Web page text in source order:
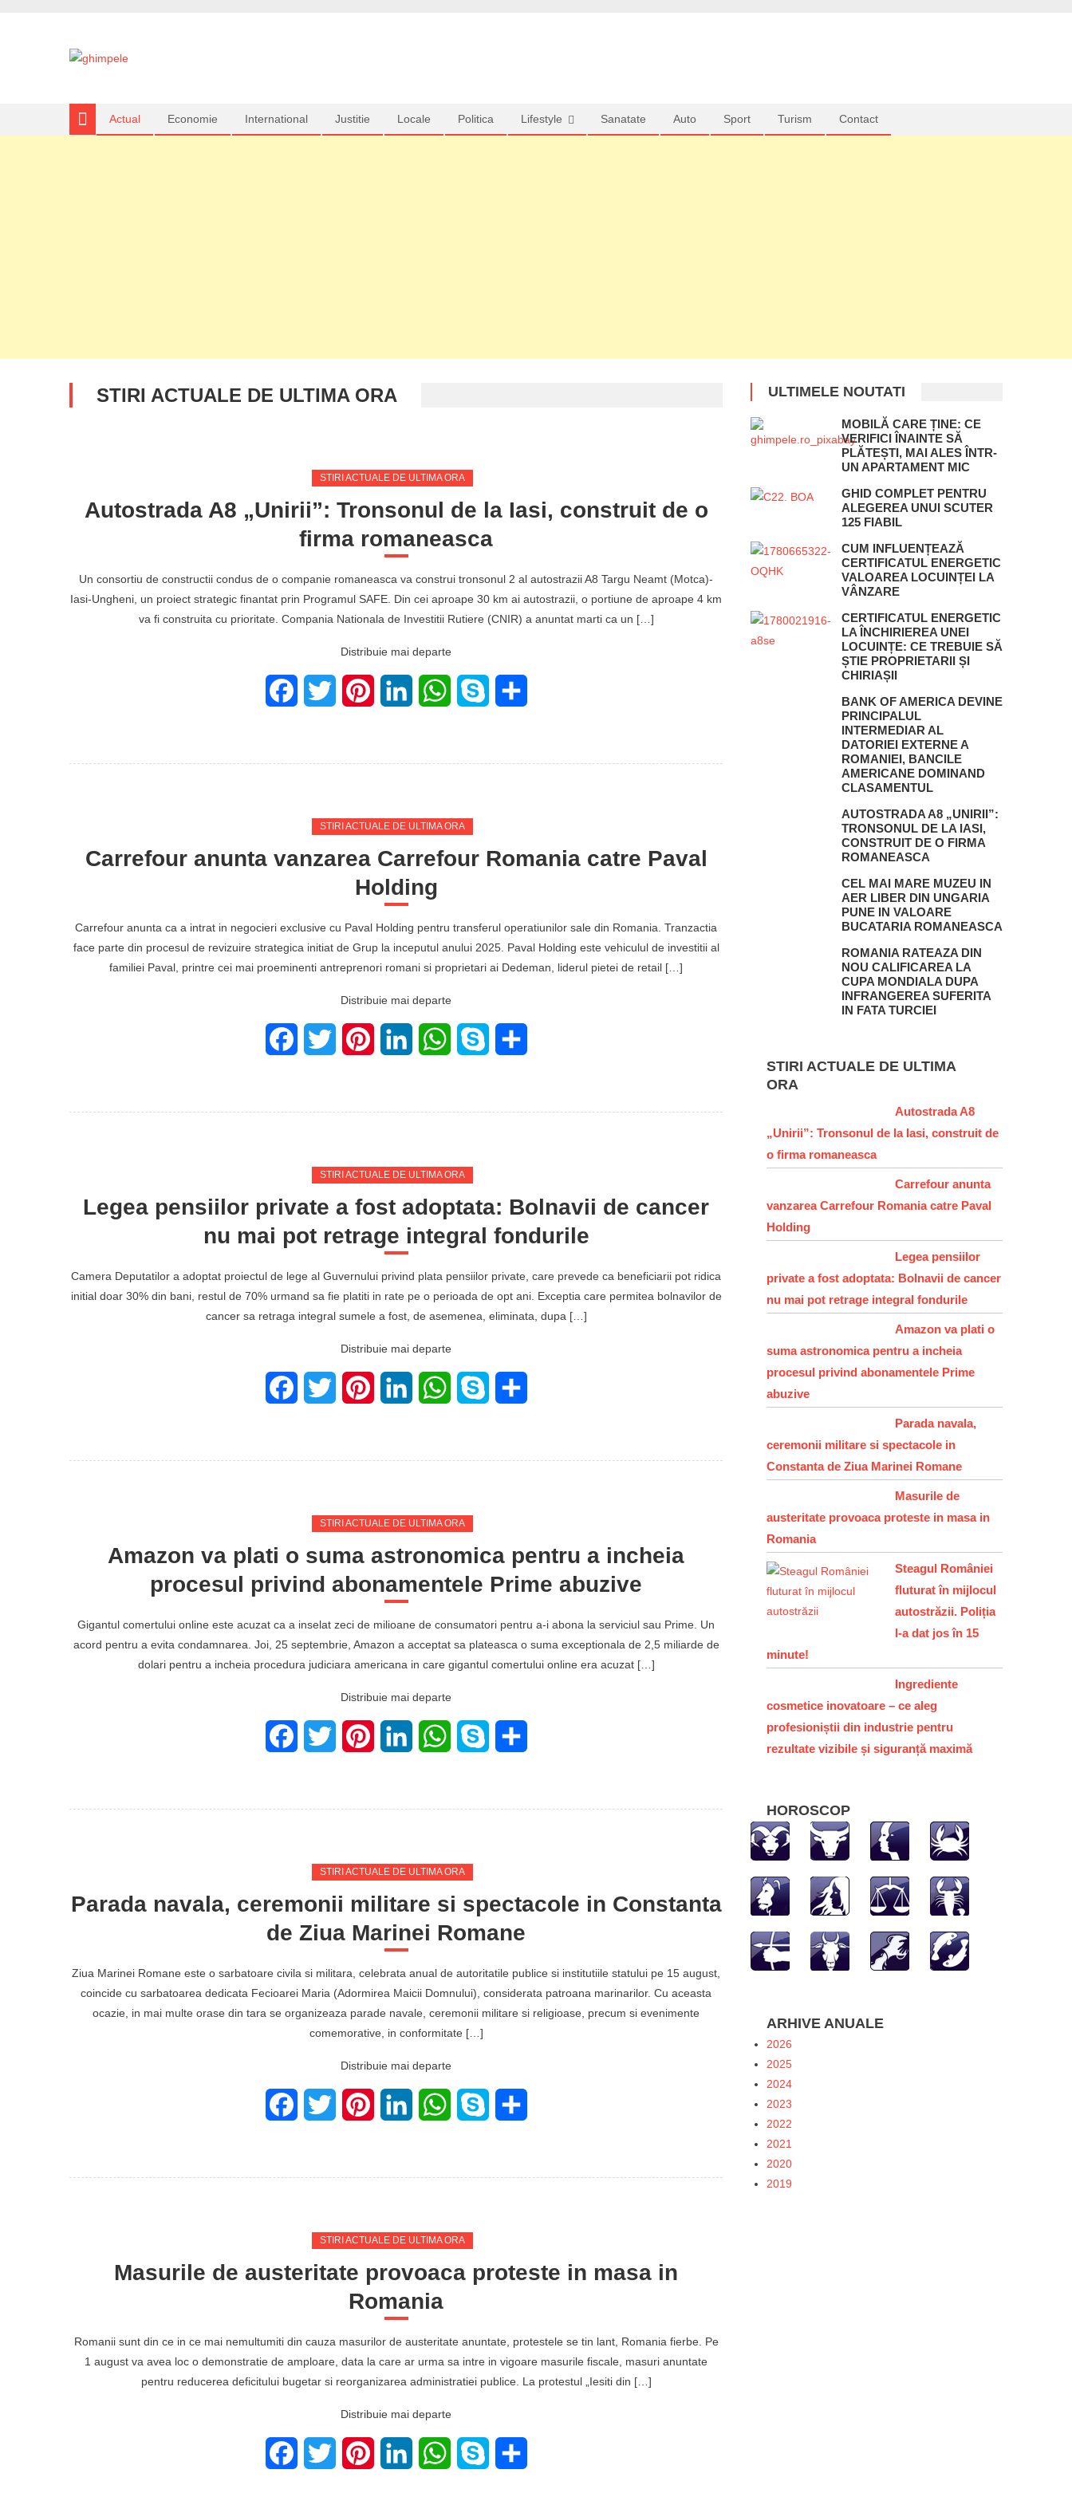
Actual Economie International Justitie Locale Politica Lifestyle Sanatate Auto Sport Turism Contact
STIRI ACTUALE DE ULTIMA ORA
STIRI ACTUALE DE ULTIMA ORA
Autostrada A8 „Unirii”: Tronsonul de la Iasi, construit de o
firma romaneasca
Un consortiu de constructii condus de o companie romaneasca va construi tronsonul 2 al autostrazii A8 Targu Neamt (Motca)-
Iasi-Ungheni, un proiect strategic finantat prin Programul SAFE. Din cei aproape 30 km ai autostrazii, o portiune de aproape 4 km
va fi construita cu prioritate. Compania Nationala de Investitii Rutiere (CNIR) a anuntat marti ca un […]
Distribuie mai departe
FacebookTwitter PinterestLinkedIn WhatsAppSkype
STIRI ACTUALE DE ULTIMA ORA
Carrefour anunta vanzarea Carrefour Romania catre Paval
Holding
Carrefour anunta ca a intrat in negocieri exclusive cu Paval Holding pentru transferul operatiunilor sale din Romania. Tranzactia
face parte din procesul de revizuire strategica initiat de Grup la inceputul anului 2025. Paval Holding este vehiculul de investitii al
familiei Paval, printre cei mai proeminenti antreprenori romani si proprietari ai Dedeman, liderul pietei de retail […]
Distribuie mai departe
FacebookTwitter PinterestLinkedIn WhatsAppSkype
STIRI ACTUALE DE ULTIMA ORA
Legea pensiilor private a fost adoptata: Bolnavii de cancer
nu mai pot retrage integral fondurile
Camera Deputatilor a adoptat proiectul de lege al Guvernului privind plata pensiilor private, care prevede ca beneficiarii pot ridica
initial doar 30% din bani, restul de 70% urmand sa fie platiti in rate pe o perioada de opt ani. Exceptia care permitea bolnavilor de
cancer sa retraga integral sumele a fost, de asemenea, eliminata, dupa […]
Distribuie mai departe
FacebookTwitter PinterestLinkedIn WhatsAppSkype
STIRI ACTUALE DE ULTIMA ORA
Amazon va plati o suma astronomica pentru a incheia
procesul privind abonamentele Prime abuzive
Gigantul comertului online este acuzat ca a inselat zeci de milioane de consumatori pentru a-i abona la serviciul sau Prime. Un
acord pentru a evita condamnarea. Joi, 25 septembrie, Amazon a acceptat sa plateasca o suma exceptionala de 2,5 miliarde de
dolari pentru a incheia procedura judiciara americana in care gigantul comertului online era acuzat […]
Distribuie mai departe
FacebookTwitter PinterestLinkedIn WhatsAppSkype
STIRI ACTUALE DE ULTIMA ORA
Parada navala, ceremonii militare si spectacole in Constanta
de Ziua Marinei Romane
Ziua Marinei Romane este o sarbatoare civila si militara, celebrata anual de autoritatile publice si institutiile statului pe 15 august,
coincide cu sarbatoarea dedicata Fecioarei Maria (Adormirea Maicii Domnului), considerata patroana marinarilor. Cu aceasta
ocazie, in mai multe orase din tara se organizeaza parade navale, ceremonii militare si religioase, precum si evenimente
comemorative, in conformitate […]
Distribuie mai departe
FacebookTwitter PinterestLinkedIn WhatsAppSkype
STIRI ACTUALE DE ULTIMA ORA
Masurile de austeritate provoaca proteste in masa in
Romania
Romanii sunt din ce in ce mai nemultumiti din cauza masurilor de austeritate anuntate, protestele se tin lant, Romania fierbe. Pe
1 august va avea loc o demonstratie de amploare, data la care ar urma sa intre in vigoare masurile fiscale, masuri anuntate
pentru reducerea deficitului bugetar si reorganizarea administratiei publice. La protestul „Iesiti din […]
Distribuie mai departe
FacebookTwitter PinterestLinkedIn WhatsAppSkype
ULTIMELE NOUTATI
MOBILĂ CARE ȚINE: CE
VERIFICI ÎNAINTE SĂ
PLĂTEȘTI, MAI ALES ÎNTR-
UN APARTAMENT MIC
GHID COMPLET PENTRU
ALEGEREA UNUI SCUTER
125 FIABIL
CUM INFLUENȚEAZĂ
CERTIFICATUL ENERGETIC
VALOAREA LOCUINȚEI LA
VÂNZARE
CERTIFICATUL ENERGETIC
LA ÎNCHIRIEREA UNEI
LOCUINȚE: CE TREBUIE SĂ
ȘTIE PROPRIETARII ȘI
CHIRIAȘII
BANK OF AMERICA DEVINE
PRINCIPALUL
INTERMEDIAR AL
DATORIEI EXTERNE A
ROMANIEI, BANCILE
AMERICANE DOMINAND
CLASAMENTUL
AUTOSTRADA A8 „UNIRII”:
TRONSONUL DE LA IASI,
CONSTRUIT DE O FIRMA
ROMANEASCA
CEL MAI MARE MUZEU IN
AER LIBER DIN UNGARIA
PUNE IN VALOARE
BUCATARIA ROMANEASCA
ROMANIA RATEAZA DIN
NOU CALIFICAREA LA
CUPA MONDIALA DUPA
INFRANGEREA SUFERITA
IN FATA TURCIEI
STIRI ACTUALE DE ULTIMA
ORA
Autostrada A8
„Unirii”: Tronsonul de la Iasi, construit de
o firma romaneasca
Carrefour anunta
vanzarea Carrefour Romania catre Paval
Holding
Legea pensiilor
private a fost adoptata: Bolnavii de cancer
nu mai pot retrage integral fondurile
Amazon va plati o
suma astronomica pentru a incheia
procesul privind abonamentele Prime
abuzive
Parada navala,
ceremonii militare si spectacole in
Constanta de Ziua Marinei Romane
Masurile de
austeritate provoaca proteste in masa in
Romania
Steagul României
fluturat în mijlocul
autostrăzii. Poliția
l-a dat jos în 15
minute!
Ingrediente
cosmetice inovatoare – ce aleg
profesioniștii din industrie pentru
rezultate vizibile și siguranță maximă
HOROSCOP
ARHIVE ANUALE
2026
2025
2024
2023
2022
2021
2020
2019